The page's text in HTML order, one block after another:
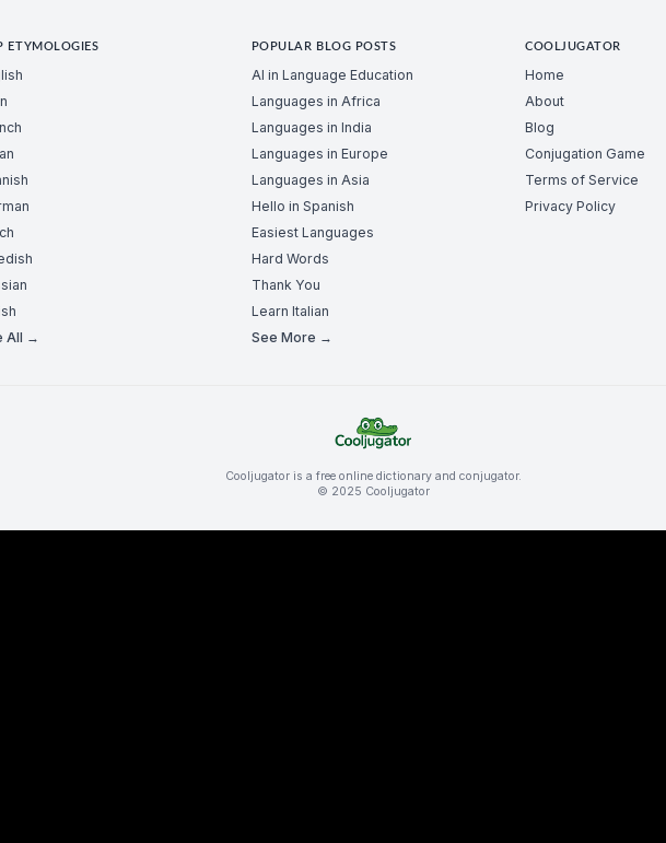
ETYMOLOGIES
All →
POPULAR BLOG POSTS
AI in Language Education
Languages in Africa
Languages in India
Languages in Europe
Languages in Asia
Hello in Spanish
Easiest Languages
Hard Words
Thank You
Learn Italian
See More →
COOLJUGATOR
Home
About
Blog
Conjugation Game
Terms of Service
Privacy Policy
Cooljugator is a free online dictionary and conjugator.
© 2025 Cooljugator